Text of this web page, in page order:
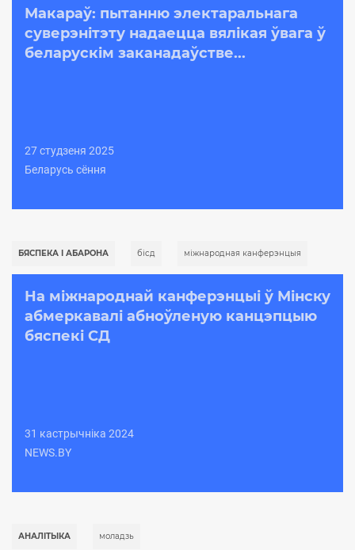
Макараў: пытанню электаральнага
суверэнітэту надаецца вялікая ўвага ў
беларускім заканадаўстве...
27 студзеня 2025
Беларусь сёння
БЯСПЕКА І АБАРОНА бicд міжнародная канферэнцыя
На міжнароднай канферэнцыі ў Мінску
абмеркавалі абноўленую канцэпцыю
бяспекі СД
31 кастрычніка 2024
NEWS.BY
АНАЛІТЫКА моладзь